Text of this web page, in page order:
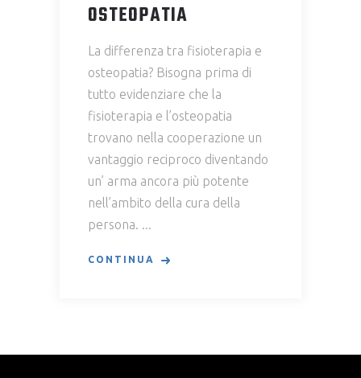
OSTEOPATIA
La differenza tra fisioterapia e
osteopatia? Bisogna prima di
tutto evidenziare che la
fisioterapia e l’osteopatia
trovano nella cooperazione un
vantaggio reciproco diventando
un’ arma ancora più potente
nell’ambito della cura della
persona.
CONTINUA